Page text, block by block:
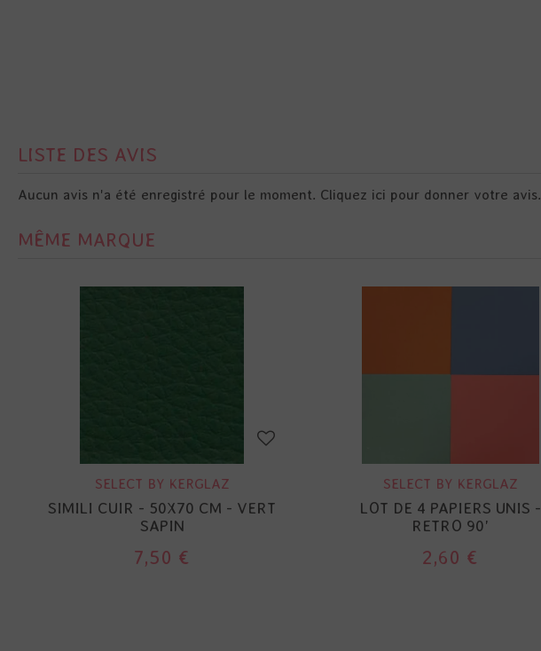
LISTE DES AVIS
Aucun avis n'a été enregistré pour le moment. Cliquez ici pour donner votre avis.
MÊME MARQUE
SELECT BY KERGLAZ
SIMILI CUIR - 50X70 CM - VERT
SAPIN
7,50 €
SELECT BY KERGLAZ
LOT DE 4 PAPIERS UNIS -
RETRO 90'
2,60 €